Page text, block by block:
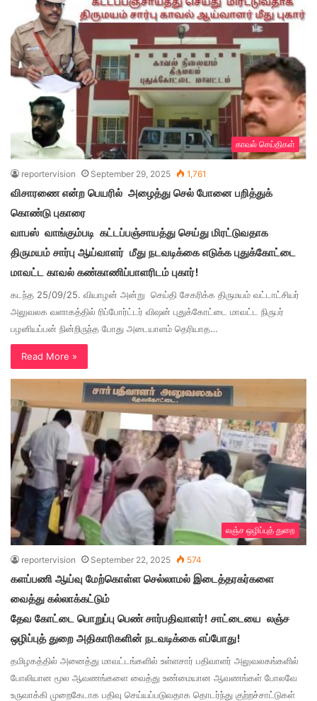
காவல் செய்திகள்
reportervision September 29, 2025 1,761
விசாரணை என்ற பெயரில் அழைத்து செல் போனை பறித்துக்
கொண்டு புகாரை
வாபஸ் வாங்கும்படி கட்டப்பஞ்சாயத்து செய்து மிரட்டுவதாக
திருமயம் சார்பு ஆய்வாளர் மீது நடவடிக்கை எடுக்க புதுக்கோட்டை
மாவட்ட காவல் கண்காணிப்பாளரிடம் புகார்!
கடந்த 25/09/25. வியாழன் அன்று செய்தி சேகரிக்க திருமயம் வட்டாட்சியர்
அலுவலக வளாகத்தில் ரிப்போர்ட்டர் விஷன் புதுக்கோட்டை மாவட்ட நிருபர்
பழனியப்பன் நின்றிருந்த போது அடையாளம் தெரியாத…
Read More »
லஞ்ச ஒழிப்புத் துறை
reportervision September 22, 2025 574
களப்பணி ஆய்வு மேற்கொள்ள செல்லாமல் இடைத்தரகர்களை
வைத்து கல்லாக்கட்டும்
தேவ கோட்டை பொறுப்பு பெண் சார்பதிவாளர்! சாட்டையை லஞ்ச
ஒழிப்புத் துறை அதிகாரிகளின் நடவடிக்கை எப்போது!
தமிழகத்தில் அனைத்து மாவட்டங்களில் உள்ளசார் பதிவாளர் அலுவலகங்களில்
போலியான மூல ஆவணங்களை வைத்து உண்மையான ஆவணங்கள் போலவே
உருவாக்கி முறைகேடாக பதிவு செய்யப்படுவதாக தொடர்ந்து குற்றச்சாட்டுகள்